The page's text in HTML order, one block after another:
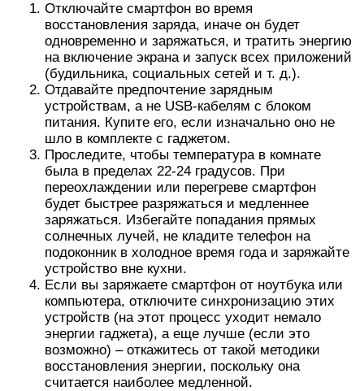
Отключайте смартфон во время
восстановления заряда, иначе он будет
одновременно и заряжаться, и тратить энергию
на включение экрана и запуск всех приложений
(будильника, социальных сетей и т. д.).
Отдавайте предпочтение зарядным
устройствам, а не USB-кабелям с блоком
питания. Купите его, если изначально оно не
шло в комплекте с гаджетом.
Проследите, чтобы температура в комнате
была в пределах 22-24 градусов. При
переохлаждении или перегреве смартфон
будет быстрее разряжаться и медленнее
заряжаться. Избегайте попадания прямых
солнечных лучей, не кладите телефон на
подоконник в холодное время года и заряжайте
устройство вне кухни.
Если вы заряжаете смартфон от ноутбука или
компьютера, отключите синхронизацию этих
устройств (на этот процесс уходит немало
энергии гаджета), а еще лучше (если это
возможно) – откажитесь от такой методики
восстановления энергии, поскольку она
считается наиболее медленной.